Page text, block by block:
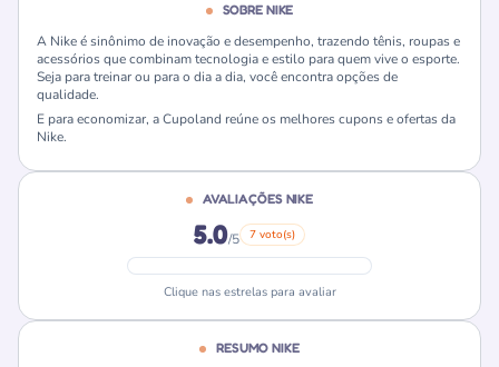
SOBRE NIKE
A Nike é sinônimo de inovação e desempenho, trazendo tênis, roupas e
acessórios que combinam tecnologia e estilo para quem vive o esporte.
Seja para treinar ou para o dia a dia, você encontra opções de
qualidade.
E para economizar, a Cupoland reúne os melhores cupons e ofertas da
Nike.
AVALIAÇÕES NIKE
5.0/5 7 voto(s)
Clique nas estrelas para avaliar
RESUMO NIKE